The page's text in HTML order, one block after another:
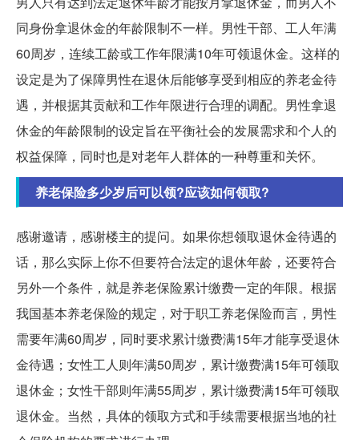
同身份拿退休金的年龄限制不一样。男性干部、工人年满
60周岁，连续工龄或工作年限满10年可领退休金。这样的
设定是为了保障男性在退休后能够享受到相应的养老金待
遇，并根据其贡献和工作年限进行合理的调配。男性拿退
休金的年龄限制的设定旨在平衡社会的发展需求和个人的
权益保障，同时也是对老年人群体的一种尊重和关怀。
养老保险多少岁后可以领?应该如何领取?
感谢邀请，感谢楼主的提问。如果你想领取退休金待遇的
话，那么实际上你不但要符合法定的退休年龄，还要符合
另外一个条件，就是养老保险累计缴费一定的年限。根据
我国基本养老保险的规定，对于职工养老保险而言，男性
需要年满60周岁，同时要求累计缴费满15年才能享受退休
金待遇；女性工人则年满50周岁，累计缴费满15年可领取
退休金；女性干部则年满55周岁，累计缴费满15年可领取
退休金。当然，具体的领取方式和手续需要根据当地的社